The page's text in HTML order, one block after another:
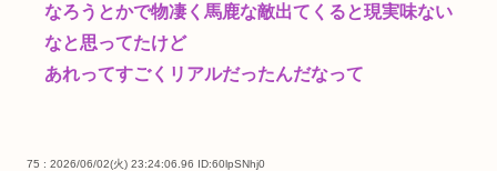
なろうとかで物凄く馬鹿な敵出てくると現実味ない
なと思ってたけど
あれってすごくリアルだったんだなって
75 : 2026/06/02(火) 23:24:06.96 ID:60lpSNhj0